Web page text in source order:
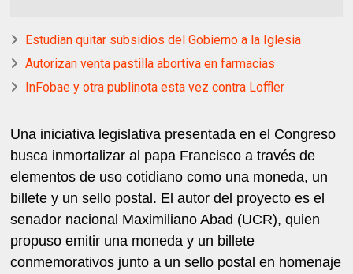
Estudian quitar subsidios del Gobierno a la Iglesia
Autorizan venta pastilla abortiva en farmacias
InFobae y otra publinota esta vez contra Loffler
Una iniciativa legislativa presentada en el Congreso
busca inmortalizar al papa Francisco a través de
elementos de uso cotidiano como una moneda, un
billete y un sello postal. El autor del proyecto es el
senador nacional Maximiliano Abad (UCR), quien
propuso emitir una moneda y un billete
conmemorativos junto a un sello postal en homenaje